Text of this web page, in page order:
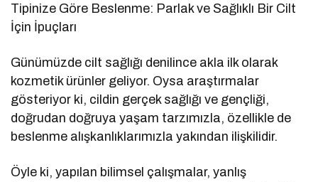
Tipinize Göre Beslenme: Parlak ve Sağlıklı Bir Cilt
İçin İpuçları
Günümüzde cilt sağlığı denilince akla ilk olarak
kozmetik ürünler geliyor. Oysa araştırmalar
gösteriyor ki, cildin gerçek sağlığı ve gençliği,
doğrudan doğruya yaşam tarzımızla, özellikle de
beslenme alışkanlıklarımızla yakından ilişkilidir.
Öyle ki, yapılan bilimsel çalışmalar, yanlış